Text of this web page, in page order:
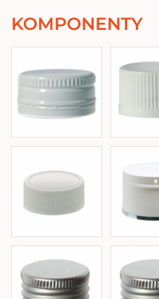
KOMPONENTY